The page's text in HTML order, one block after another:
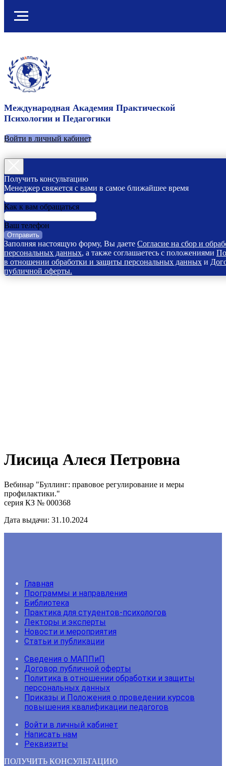
Международная Академия Практической
Психологии и Педагогики
Войти в личный кабинет
Получить консультацию
Менеджер свяжется с вами в самое ближайшее время
Как к вам обращаться
Ваш телефон
Отправить
Заполняя настоящую форму, Вы даете Согласие на сбор и
персональных данных, а также соглашаетесь с положениями
в отношении обработки и защиты персональных данных и
публичной оферты.
Лисица Алеся Петровна
Вебинар "Буллинг: правовое регулирование и меры
профилактики."
серия КЗ № 000368
Дата выдачи: 31.10.2024
Главная
Программы и направления
Библиотека
Практика для студентов-психологов
Лекторы и эксперты
Новости и мероприятия
Статьи и публикации
Сведения о МАППиП
Договор публичной оферты
Политика в отношении обработки и защиты
персональных данных
Приказы и Положения о проведении курсов
повышения квалификации педагогов
Войти в личный кабинет
Написать нам
Реквизиты
ПОЛУЧИТЬ КОНСУЛЬТАЦИЮ